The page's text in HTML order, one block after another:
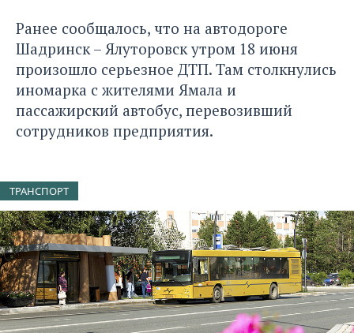
Ранее сообщалось, что на автодороге
Шадринск – Ялуторовск утром 18 июня
произошло серьезное ДТП. Там столкнулись
иномарка с жителями Ямала и
пассажирский автобус, перевозивший
сотрудников предприятия.
ТРАНСПОРТ